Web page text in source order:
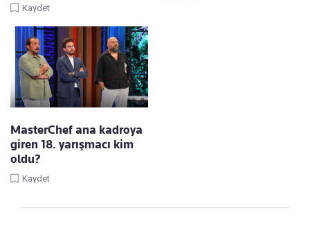
Kaydet
MasterChef ana kadroya
giren 18. yarışmacı kim
oldu?
Kaydet